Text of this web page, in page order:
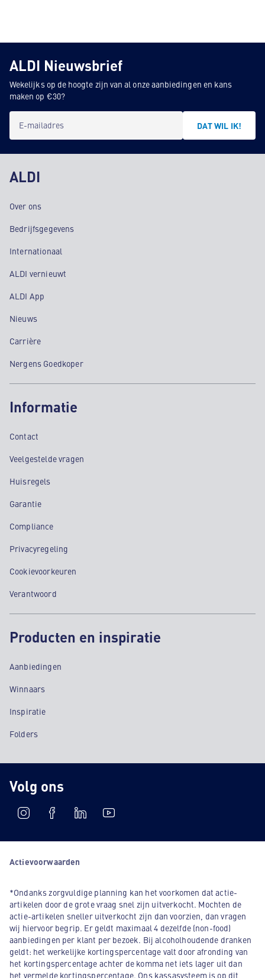
ALDI Nieuwsbrief
Wekelijks op de hoogte zijn van al onze aanbiedingen en kans
maken op €30?
E-mailadres DAT WIL IK!
ALDI
Over ons
Bedrijfsgegevens
Internationaal
ALDI vernieuwt
ALDI App
Nieuws
Carrière
Nergens Goedkoper
Informatie
Contact
Veelgestelde vragen
Huisregels
Garantie
Compliance
Privacyregeling
Cookievoorkeuren
Verantwoord
Producten en inspiratie
Aanbiedingen
Winnaars
Inspiratie
Folders
Volg ons
Actievoorwaarden
*Ondanks zorgvuldige planning kan het voorkomen dat actie-
artikelen door de grote vraag snel zijn uitverkocht. Mochten de
actie-artikelen sneller uitverkocht zijn dan voorzien, dan vragen
wij hiervoor begrip. Er geldt maximaal 4 dezelfde (non-food)
aanbiedingen per klant per bezoek. Bij alcoholhoudende dranken
geldt: het werkelijke kortingspercentage valt door afronding van
het kortingspercentage achter de komma net iets lager uit dan
het vermelde kortingspercentage. Ons kassasysteem is op dit